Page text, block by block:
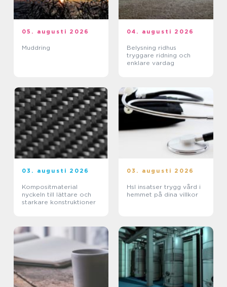
05. augusti 2026
Muddring
04. augusti 2026
Belysning ridhus
tryggare ridning och
enklare vardag
03. augusti 2026
Kompositmaterial
nyckeln till lättare och
starkare konstruktioner
03. augusti 2026
Hsl insatser trygg vård i
hemmet på dina villkor